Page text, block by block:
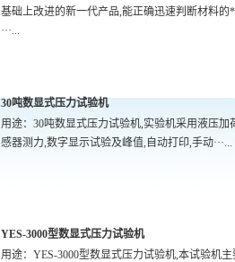
基础上改进的新一代产品,能正确迅速判断材料的
···...
30吨数显式压力试验机
用途：30吨数显式压力试验机,实验机采用液压加
感器测力,数字显示试验及峰值,自动打印,手动···...
YES-3000型数显式压力试验机
用途：YES-3000型数显式压力试验机,本试验机主